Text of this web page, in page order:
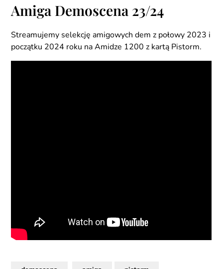
Amiga Demoscena 23/24
Streamujemy selekcję amigowych dem z połowy 2023 i
początku 2024 roku na Amidze 1200 z kartą Pistorm.